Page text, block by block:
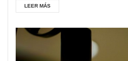
LEER MÁS